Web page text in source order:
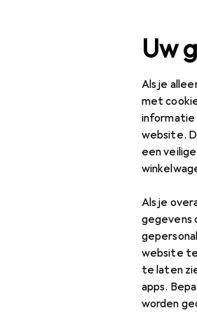
Uw
Als je
met
informatie
website.
een
Als je
gegevens
website
te laten
apps.
worden